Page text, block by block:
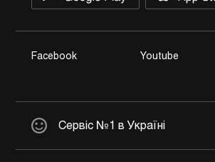
Facebook Youtube
Сервіс №1 в Україні